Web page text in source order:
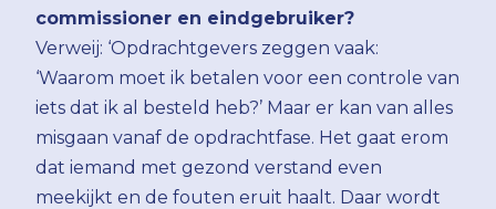
commissioner en eindgebruiker?
Verweij: ‘Opdrachtgevers zeggen vaak:
‘Waarom moet ik betalen voor een controle van
iets dat ik al besteld heb?’ Maar er kan van alles
misgaan vanaf de opdrachtfase. Het gaat erom
dat iemand met gezond verstand even
meekijkt en de fouten eruit haalt. Daar wordt